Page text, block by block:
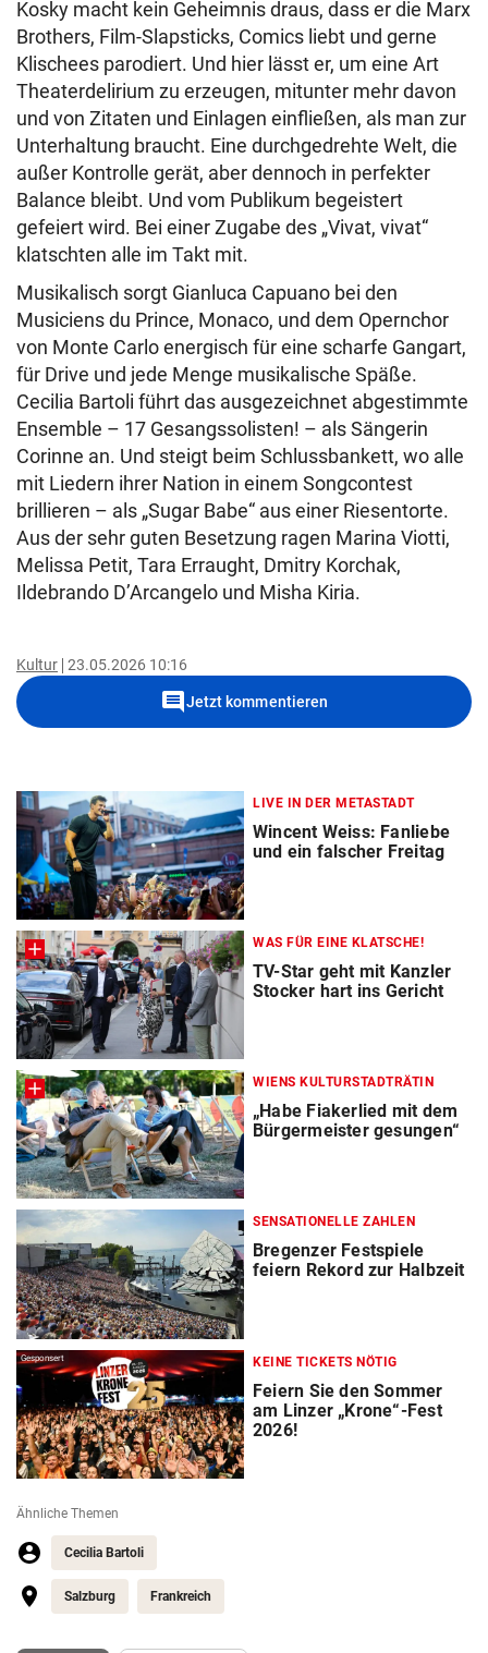
Kosky macht kein Geheimnis draus, dass er die Marx
Brothers, Film-Slapsticks, Comics liebt und gerne
Klischees parodiert. Und hier lässt er, um eine Art
Theaterdelirium zu erzeugen, mitunter mehr davon
und von Zitaten und Einlagen einfließen, als man zur
Unterhaltung braucht. Eine durchgedrehte Welt, die
außer Kontrolle gerät, aber dennoch in perfekter
Balance bleibt. Und vom Publikum begeistert
gefeiert wird. Bei einer Zugabe des „Vivat, vivat“
klatschten alle im Takt mit.
Musikalisch sorgt Gianluca Capuano bei den
Musiciens du Prince, Monaco, und dem Opernchor
von Monte Carlo energisch für eine scharfe Gangart,
für Drive und jede Menge musikalische Späße.
Cecilia Bartoli führt das ausgezeichnet abgestimmte
Ensemble – 17 Gesangssolisten! – als Sängerin
Corinne an. Und steigt beim Schlussbankett, wo alle
mit Liedern ihrer Nation in einem Songcontest
brillieren – als „Sugar Babe“ aus einer Riesentorte.
Aus der sehr guten Besetzung ragen Marina Viotti,
Melissa Petit, Tara Erraught, Dmitry Korchak,
Ildebrando D’Arcangelo und Misha Kiria.
Kultur 23.05.2026 10:16
commentJetzt kommentieren
LIVE IN DER METASTADT
Wincent Weiss: Fanliebe
und ein falscher Freitag
WAS FÜR EINE KLATSCHE!
TV-Star geht mit Kanzler
Stocker hart ins Gericht
WIENS KULTURSTADTRÄTIN
„Habe Fiakerlied mit dem
Bürgermeister gesungen“
SENSATIONELLE ZAHLEN
Bregenzer Festspiele
feiern Rekord zur Halbzeit
Gesponsert KEINE TICKETS NÖTIG
Feiern Sie den Sommer
am Linzer „Krone“-Fest
2026!
Ähnliche Themen
Cecilia Bartoli
Salzburg Frankreich